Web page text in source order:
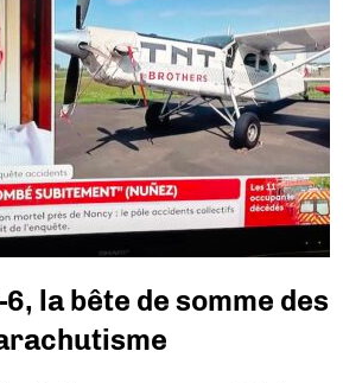
6, la bête de somme des